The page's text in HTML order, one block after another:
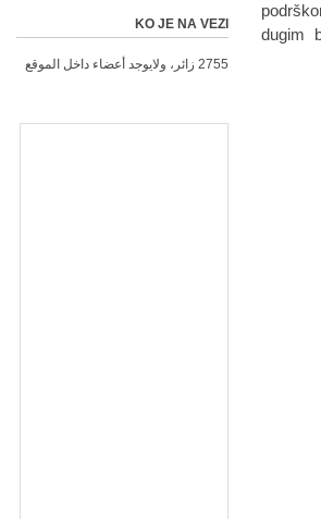
dugim
KO JE NA VEZI
2755 زائر، ولايوجد أعضاء داخل الموقع